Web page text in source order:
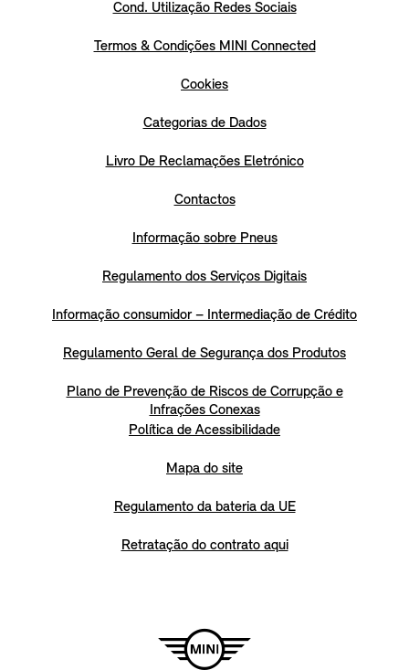
Cond. Utilização Redes Sociais
Termos & Condições MINI Connected
Cookies
Categorias de Dados
Livro De Reclamações Eletrónico
Contactos
Informação sobre Pneus
Regulamento dos Serviços Digitais
Informação consumidor – Intermediação de Crédito
Regulamento Geral de Segurança dos Produtos
Plano de Prevenção de Riscos de Corrupção e
Infrações Conexas
Política de Acessibilidade
Mapa do site
Regulamento da bateria da UE
Retratação do contrato aqui